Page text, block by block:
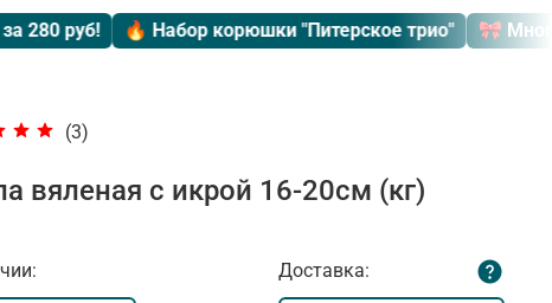
🔥 Набор корюшки "Питерское трио" 🎀 Много
(3)
вяленая с икрой 16-20см (кг)
Доставка: